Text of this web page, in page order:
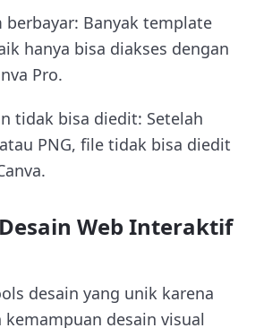
berbayar: Banyak template
hanya bisa diakses dengan
Pro.
tidak bisa diedit: Setelah
PNG, file tidak bisa diedit
Web Interaktif
desain yang unik karena
desain visual